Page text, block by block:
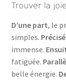
Trouver la
D’une part, le
simples.
immense.
fatiguée.
belle énergie.